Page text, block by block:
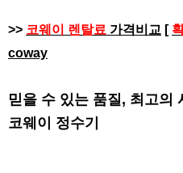
>> 코웨이 렌탈료 가격비교 [
coway
믿을 수 있는 품질, 최고의
코웨이 정수기